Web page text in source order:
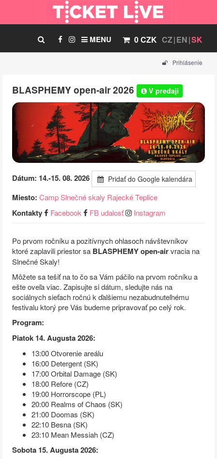
CZ EN SK
0 CZK
MENU
Prihlásenie
BLASPHEMY open-air 2026 V predaji
Dátum: 14.-15. 08. 2026 Pridať do Google kalendára
Miesto: Camp Slnečné skaly Rajecké Teplice
Kontakty Facebook FB udalosť Instagram
Po prvom ročníku a pozitívnych ohlasoch návštevníkov
ktoré zaplavili priestor sa BLASPHEMYopen-airvracia na
Slnečné Skaly!
Môžete sa tešiť na to čo sa Vám páčilo na prvom ročníku a
ešte oveľa viac. Zapisujte si dátum, sledujte nás na
sociálnych sieťach ročnú k ďalšiemu nezabudnuteľnému
festivalu ktorý pre Vás budeme pripravovať po celý rok.
Program:
Piatok 14. Augusta 2026:
13:00 Otvorenie areálu
16:00 Detergent (SK)
17:00 Orbital Damage (SK)
18:00 Refore (CZ)
19:00 Horrorscope (PL)
20:00 Realms of Chaos (SK)
21:00 Doomas (SK)
22:10 Besna (SK)
23:10 Mean Messiah (CZ)
Sobota 15. Augusta 2026: